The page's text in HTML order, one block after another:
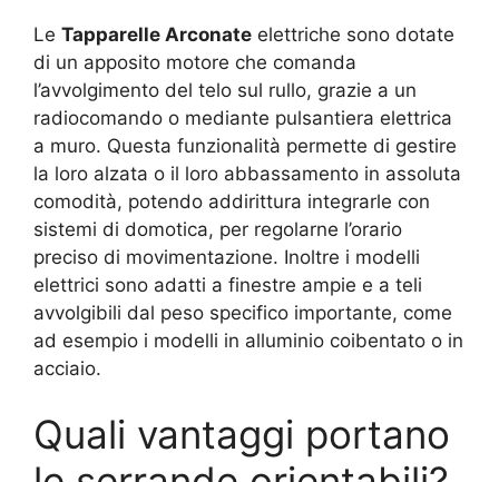
Le Tapparelle Arconate elettriche sono dotate
di un apposito motore che comanda
l’avvolgimento del telo sul rullo, grazie a un
radiocomando o mediante pulsantiera elettrica
a muro. Questa funzionalità permette di gestire
la loro alzata o il loro abbassamento in assoluta
comodità, potendo addirittura integrarle con
sistemi di domotica, per regolarne l’orario
preciso di movimentazione. Inoltre i modelli
elettrici sono adatti a finestre ampie e a teli
avvolgibili dal peso specifico importante, come
ad esempio i modelli in alluminio coibentato o in
acciaio.
Quali vantaggi portano